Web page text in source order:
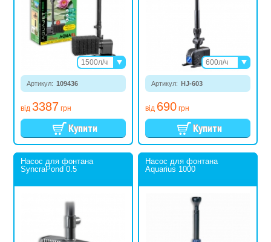
Артикул: 109436
від 3387 грн
1500л/ч
5500л/ч
Артикул: HJ-603
від 690 грн
600л/ч
2000л/ч
Насос для фонтана
SyncraPond 0.5
Насос для фонтана
Aquarius 1000